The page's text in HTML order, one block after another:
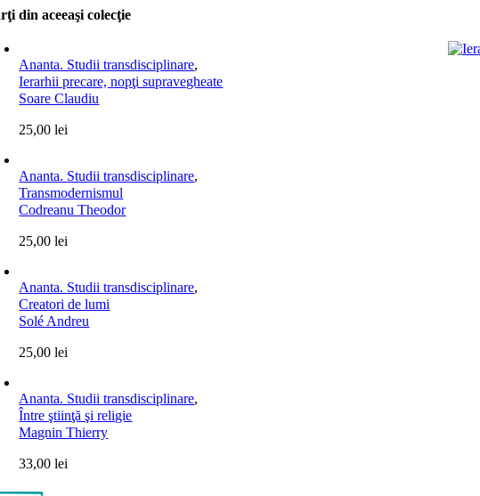
din aceeaşi colecţie
Ananta. Studii transdisciplinare,
Ierarhii precare, nopţi supravegheate
Soare Claudiu
25,00lei
Ananta. Studii transdisciplinare,
Transmodernismul
Codreanu Theodor
25,00lei
Ananta. Studii transdisciplinare,
Creatori de lumi
Solé Andreu
25,00lei
Ananta. Studii transdisciplinare,
Între ştiinţă şi religie
Magnin Thierry
33,00lei